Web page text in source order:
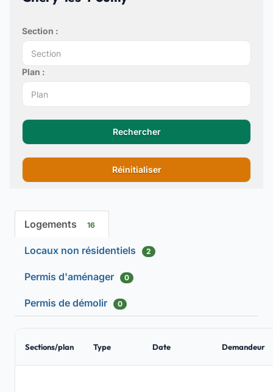
Section :
Plan :
Rechercher
Réinitialiser
Logements 16
Locaux non résidentiels 2
Permis d'aménager 0
Permis de démolir 0
Sections/plan Type Date Demandeur